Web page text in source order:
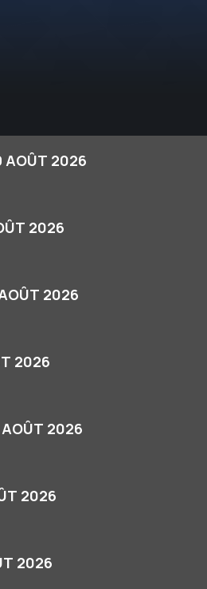
AOÛT 2026
2026
2026
2026
2026
2026
2026